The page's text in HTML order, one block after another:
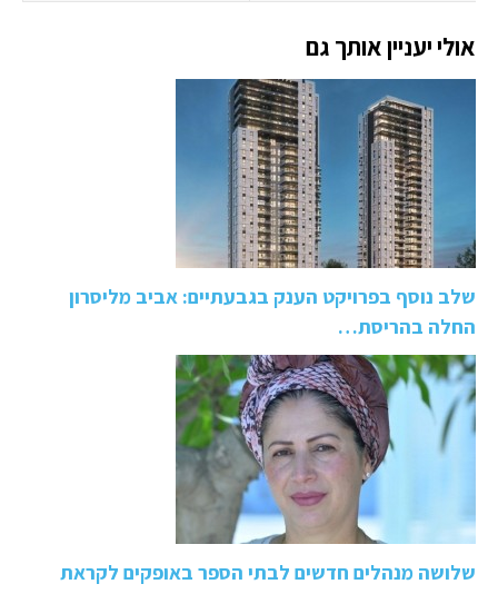
אולי יעניין אותך גם
שלב נוסף בפרויקט הענק בגבעתיים: אביב מליסרון
החלה בהריסת…
שלושה מנהלים חדשים לבתי הספר באופקים לקראת